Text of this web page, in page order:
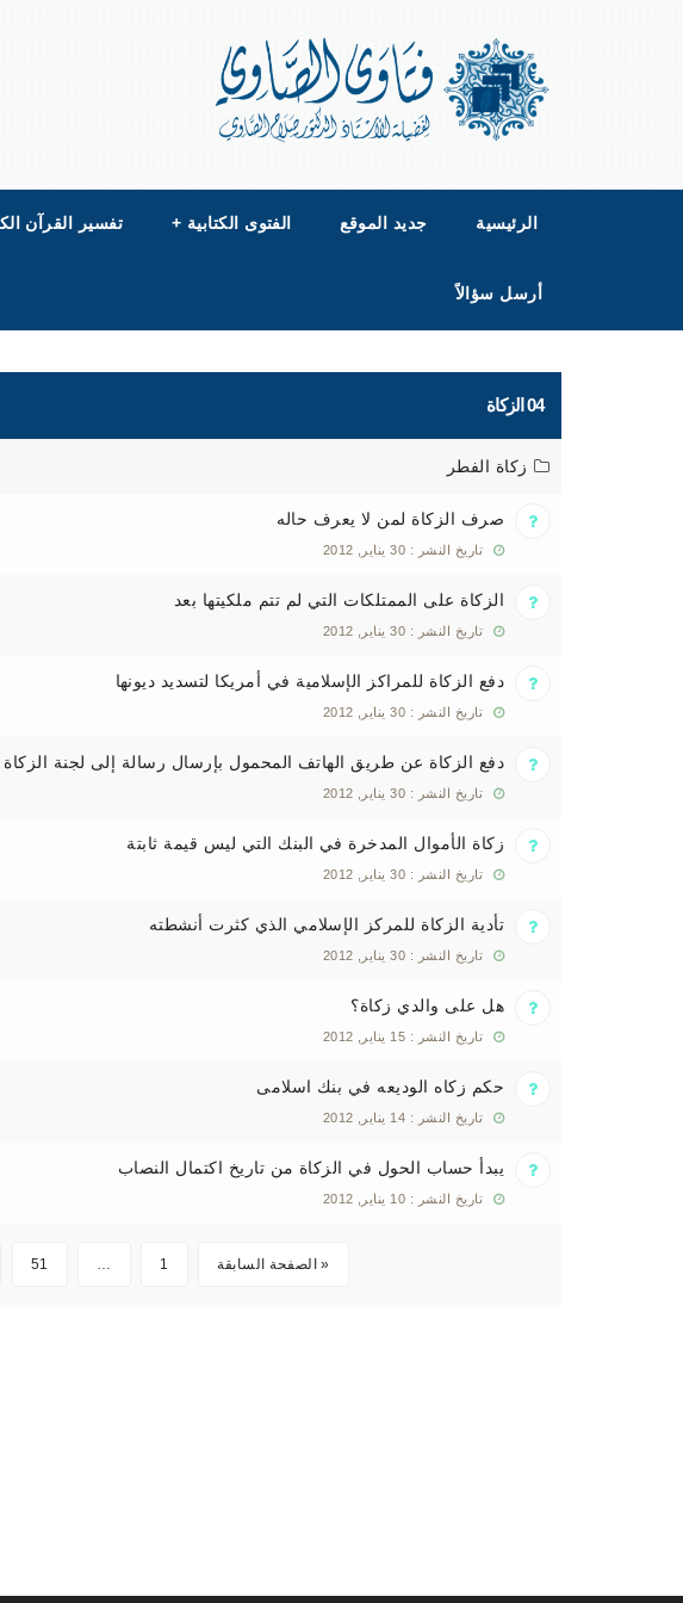
الرئيسية جديد الموقع الفتوى الكتابية + تفسير القرآن
أرسل سؤالاً
04 الزكاة
زكاة الفطر
صرف الزكاة لمن لا يعرف حاله
تاريخ النشر : 30 يناير, 2012
الزكاة على الممتلكات التي لم تتم ملكيتها بعد
تاريخ النشر : 30 يناير, 2012
دفع الزكاة للمراكز الإسلامية في أمريكا لتسديد ديونها
تاريخ النشر : 30 يناير, 2012
دفع الزكاة عن طريق الهاتف المحمول بإرسال رسالة إلى لجنة الزكاة
تاريخ النشر : 30 يناير, 2012
زكاة الأموال المدخرة في البنك التي ليس قيمة ثابتة
تاريخ النشر : 30 يناير, 2012
تأدية الزكاة للمركز الإسلامي الذي كثرت أنشطته
تاريخ النشر : 30 يناير, 2012
هل على والدي زكاة؟
تاريخ النشر : 15 يناير, 2012
حكم زكاه الوديعه في بنك اسلامى
تاريخ النشر : 14 يناير, 2012
يبدأ حساب الحول في الزكاة من تاريخ اكتمال النصاب
تاريخ النشر : 10 يناير, 2012
« الصفحة السابقة 1
…
51